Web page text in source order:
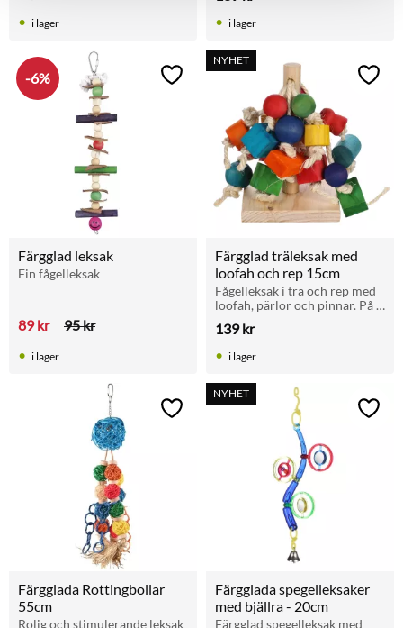
i lager
i buren.
i lager
Färgglad leksak
Fin fågelleksak
89kr 95kr
6% Lägg till i favoriter
i lager
Färgglad träleksak med
loofah och rep 15cm
Fågelleksak i trä och rep med
loofah, pärlor och pinnar. På
för parakiter. 15 cm hög.
139kr
NYHET
Lägg
i lager
Färgglada Rottingbollar
55cm
Rolig och stimulerande leksak
Lägg till i favoriter
Färgglada spegelleksaker
med bjällra - 20cm
Färgglad spegelleksak med
NYHET
Lägg